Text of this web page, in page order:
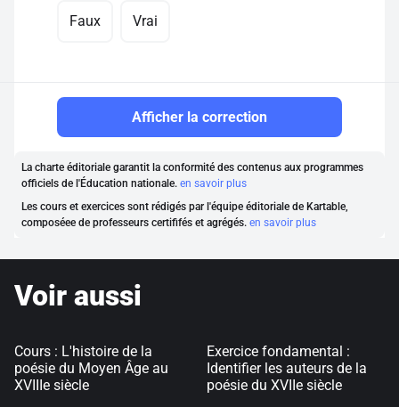
Faux Vrai
Afficher la correction
La charte éditoriale garantit la conformité des contenus aux programmes
officiels de l'Éducation nationale. en savoir plus
Les cours et exercices sont rédigés par l'équipe éditoriale de Kartable,
composéee de professeurs certififés et agrégés. en savoir plus
Voir aussi
Cours : L'histoire de la
poésie du Moyen Âge au
XVIIIe siècle
Exercice fondamental :
Identifier les auteurs de la
poésie du XVIIe siècle